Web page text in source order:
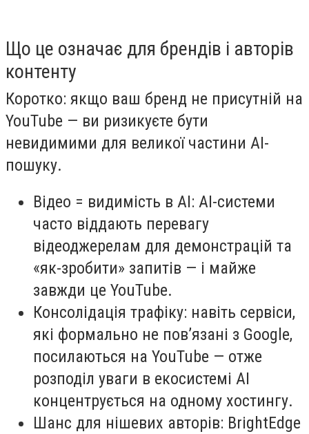
Що це означає для брендів і авторів
контенту
Коротко: якщо ваш бренд не присутній на
YouTube — ви ризикуєте бути
невидимими для великої частини AI-
пошуку.
Відео = видимість в AI: AI-системи
часто віддають перевагу
відеоджерелам для демонстрацій та
«як-зробити» запитів — і майже
завжди це YouTube.
Консолідація трафіку: навіть сервіси,
які формально не пов’язані з Google,
посилаються на YouTube — отже
розподіл уваги в екосистемі AI
концентрується на одному хостингу.
Шанс для нішевих авторів: BrightEdge